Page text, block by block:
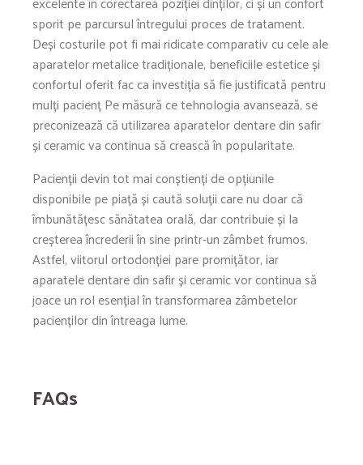
sporit pe parcursul întregului proces de tratament.
Deși costurile pot fi mai ridicate comparativ cu cele ale
aparatelor metalice tradiționale, beneficiile estetice și
confortul oferit fac ca investiția să fie justificată pentru
mulți pacienț Pe măsură ce tehnologia avansează, se
preconizează că utilizarea aparatelor dentare din safir
și ceramic va continua să crească în popularitate.
Pacienții devin tot mai conștienți de opțiunile
disponibile pe piață și caută soluții care nu doar că
îmbunătățesc sănătatea orală, dar contribuie și la
creșterea încrederii în sine printr-un zâmbet frumos.
Astfel, viitorul ortodonției pare promițător, iar
aparatele dentare din safir și ceramic vor continua să
joace un rol esențial în transformarea zâmbetelor
pacienților din întreaga lume.
FAQs